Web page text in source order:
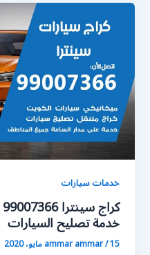
خدمات سيارات
خدمة تصليح السيارات
ammar ammar/15 مايو، 2020